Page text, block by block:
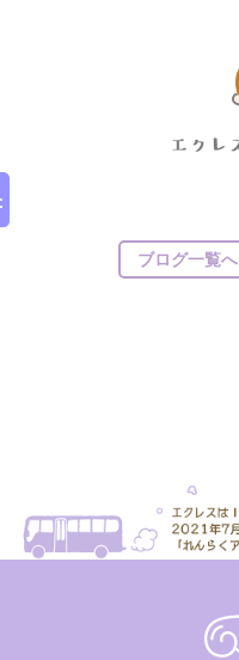
ブログ一覧へ